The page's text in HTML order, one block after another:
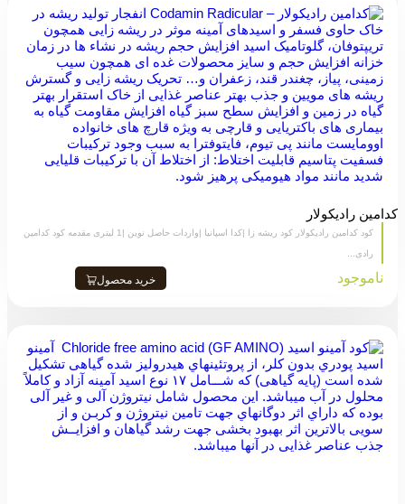
کدامین رادیکولار
کود کدامین رادیکولار کود ریشه زا |کدا اسپانیا |واردات حاصل نوین |1 لیتری مقدمه کود کدامین
رادی...
ناموجود خرید محصول